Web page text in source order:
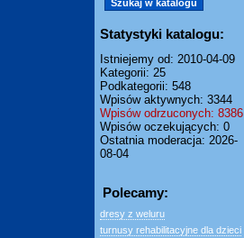
Statystyki katalogu:
Istniejemy od: 2010-04-09
Kategorii: 25
Podkategorii: 548
Wpisów aktywnych: 3344
Wpisów odrzuconych: 8386
Wpisów oczekujących: 0
Ostatnia moderacja: 2026-
08-04
Polecamy:
dresy z weluru
turnusy rehabilitacyjne dla dzieci